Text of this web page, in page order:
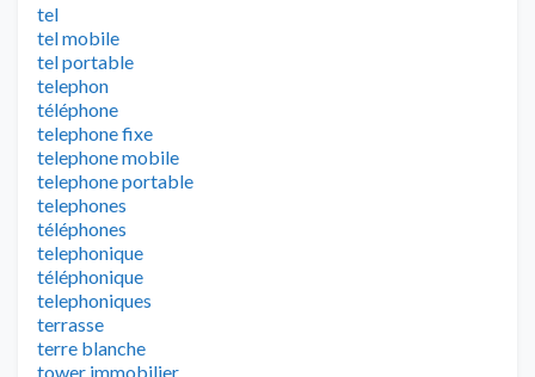
tel
tel mobile
tel portable
telephon
téléphone
telephone fixe
telephone mobile
telephone portable
telephones
téléphones
telephonique
téléphonique
telephoniques
terrasse
terre blanche
tower immobilier